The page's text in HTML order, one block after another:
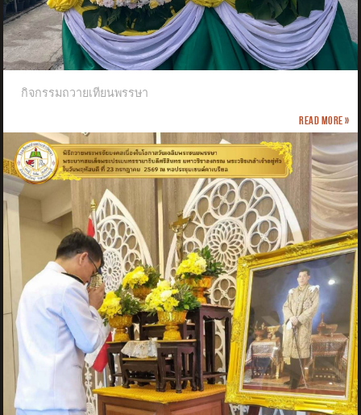
กิจกรรมถวายเทียนพรรษา
Read more »